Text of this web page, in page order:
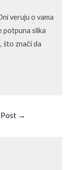
veruju o vama
potpuna slika
što znači da
→